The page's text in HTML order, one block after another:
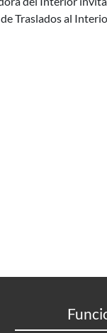
Traslados al